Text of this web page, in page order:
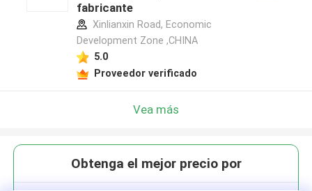
fabricante
Xinlianxin Road, Economic
Development Zone ,CHINA
5.0
Proveedor verificado
Vea más
Obtenga el mejor precio por